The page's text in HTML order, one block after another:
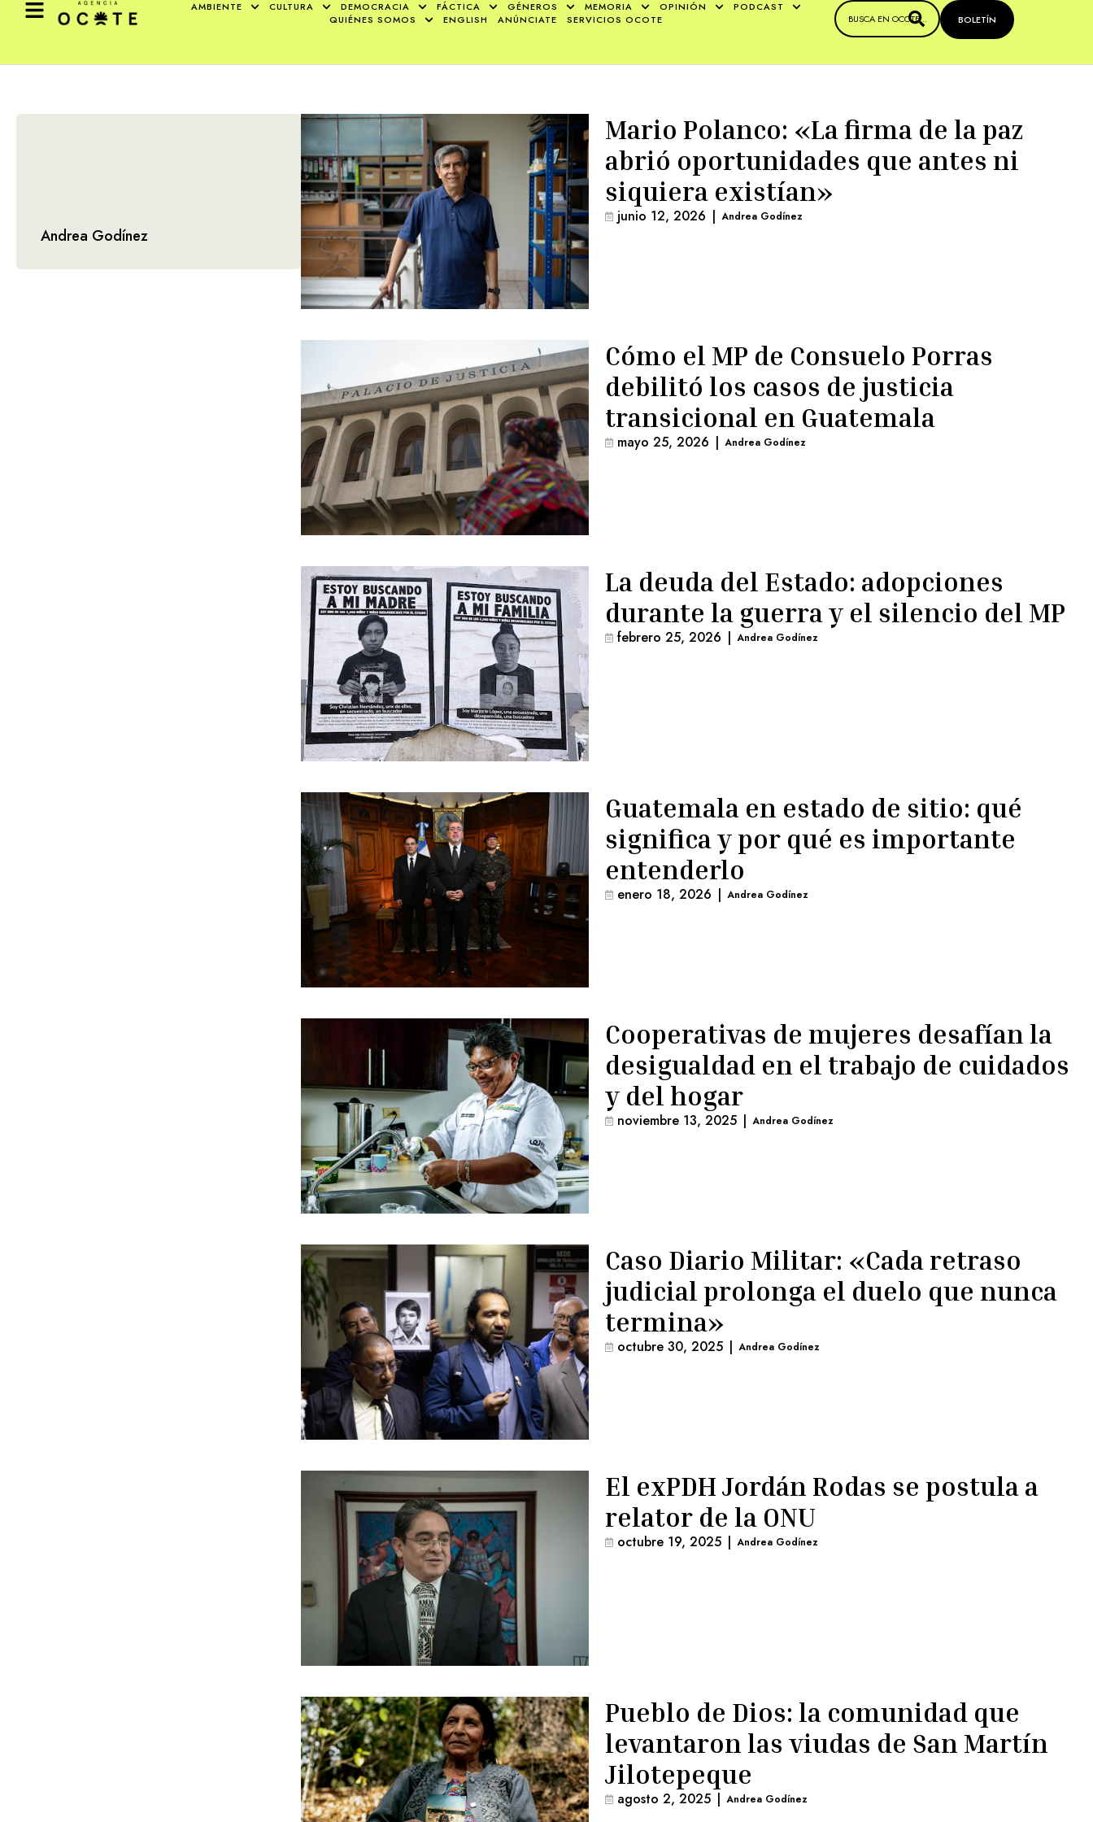
AMBIENTE CULTURA DEMOCRACIA FÁCTICA GÉNEROS MEMORIA OPINIÓN
PODCAST
QUIÉNES SOMOS
ENGLISH ANÚNCIATE SERVICIOS OCOTE BOLETÍN
Andrea Godínez
Mario Polanco: «La firma de la paz
abrió oportunidades que antes ni
siquiera existían»
junio 12, 2026 | Andrea Godínez
Cómo el MP de Consuelo Porras
debilitó los casos de justicia
transicional en Guatemala
mayo 25, 2026 | Andrea Godínez
La deuda del Estado: adopciones
durante la guerra y el silencio del MP
febrero 25, 2026 | Andrea Godínez
Guatemala en estado de sitio: qué
significa y por qué es importante
entenderlo
enero 18, 2026 | Andrea Godínez
Cooperativas de mujeres desafían la
desigualdad en el trabajo de cuidados
y del hogar
noviembre 13, 2025 | Andrea Godínez
Caso Diario Militar: «Cada retraso
judicial prolonga el duelo que nunca
termina»
octubre 30, 2025 | Andrea Godínez
El exPDH Jordán Rodas se postula a
relator de la ONU
octubre 19, 2025 | Andrea Godínez
Pueblo de Dios: la comunidad que
levantaron las viudas de San Martín
Jilotepeque
agosto 2, 2025 | Andrea Godínez